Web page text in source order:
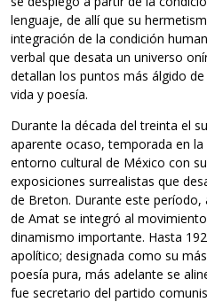
lenguaje, de allí que su
integración de la condición
verbal que desata un universo
detallan los puntos más álgido
vida y poesía.
Durante la década del treinta el
aparente ocaso, temporada en
entorno cultural de México con
exposiciones surrealistas que
de Breton. Durante este período,
de Amat se integró al
dinamismo importante. Hasta
apolítico; designada como su
poesía pura, más adelante se
fue secretario del partido